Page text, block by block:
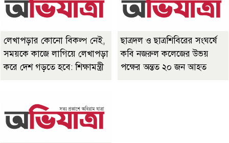
লেখাপড়ার কোনো বিকল্প নেই,
সময়কে কাজে লাগিয়ে লেখাপড়া
করে দেশ গড়তে হবে: শিক্ষামন্ত্রী
ছাত্রদল ও ছাত্রশিবিরের সংঘর্ষে
কবি নজরুল কলেজের উভয়
পক্ষের অন্তত ২০ জন আহত